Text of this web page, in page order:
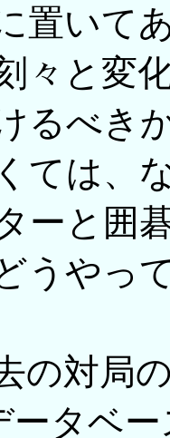
置いて
々と変
るべき
ては、
ーと囲
うやっ
の対局
ータベ